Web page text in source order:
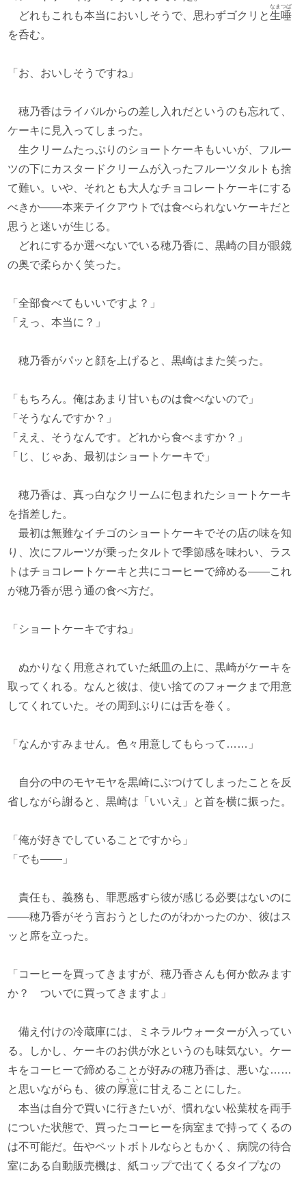
どれもこれも本当においしそうで、思わずゴクリと生唾
なまつば
を呑む。
「お、おいしそうですね」
穂乃香はライバルからの差し入れだというのも忘れて、
ケーキに見入ってしまった。
生クリームたっぷりのショートケーキもいいが、フルー
ツの下にカスタードクリームが入ったフルーツタルトも捨
て難い。いや、それとも大人なチョコレートケーキにする
べきか――本来テイクアウトでは食べられないケーキだと
思うと迷いが生じる。
どれにするか選べないでいる穂乃香に、黒崎の目が眼鏡
の奥で柔らかく笑った。
「全部食べてもいいですよ？」
「えっ、本当に？」
穂乃香がパッと顔を上げると、黒崎はまた笑った。
「もちろん。俺はあまり甘いものは食べないので」
「そうなんですか？」
「ええ、そうなんです。どれから食べますか？」
「じ、じゃあ、最初はショートケーキで」
穂乃香は、真っ白なクリームに包まれたショートケーキ
を指差した。
最初は無難なイチゴのショートケーキでその店の味を知
り、次にフルーツが乗ったタルトで季節感を味わい、ラス
トはチョコレートケーキと共にコーヒーで締める――これ
が穂乃香が思う通の食べ方だ。
「ショートケーキですね」
ぬかりなく用意されていた紙皿の上に、黒崎がケーキを
取ってくれる。なんと彼は、使い捨てのフォークまで用意
してくれていた。その周到ぶりには舌を巻く。
「なんかすみません。色々用意してもらって……」
自分の中のモヤモヤを黒崎にぶつけてしまったことを反
省しながら謝ると、黒崎は「いいえ」と首を横に振った。
「俺が好きでしていることですから」
「でも――」
責任も、義務も、罪悪感すら彼が感じる必要はないのに
――穂乃香がそう言おうとしたのがわかったのか、彼はス
ッと席を立った。
「コーヒーを買ってきますが、穂乃香さんも何か飲みます
か？ ついでに買ってきますよ」
備え付けの冷蔵庫には、ミネラルウォーターが入ってい
る。しかし、ケーキのお供が水というのも味気ない。ケー
キをコーヒーで締めることが好みの穂乃香は、悪いな……
と思いながらも、彼の厚意
こうい
に甘えることにした。
本当は自分で買いに行きたいが、慣れない松葉杖を両手
についた状態で、買ったコーヒーを病室まで持ってくるの
は不可能だ。缶やペットボトルならともかく、病院の待合
室にある自動販売機は、紙コップで出てくるタイプなの